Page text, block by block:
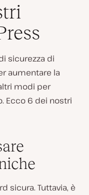
sicurezza di
aumentare la
modi per
Ecco 6 dei nostri
sicura. Tuttavia, è